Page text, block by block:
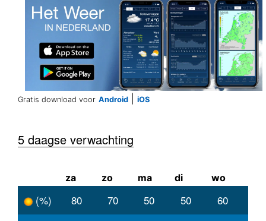
Gratis download voor Android iOS
5 daagse verwachting
za zo ma di wo
(%) 80 70 50 50
60